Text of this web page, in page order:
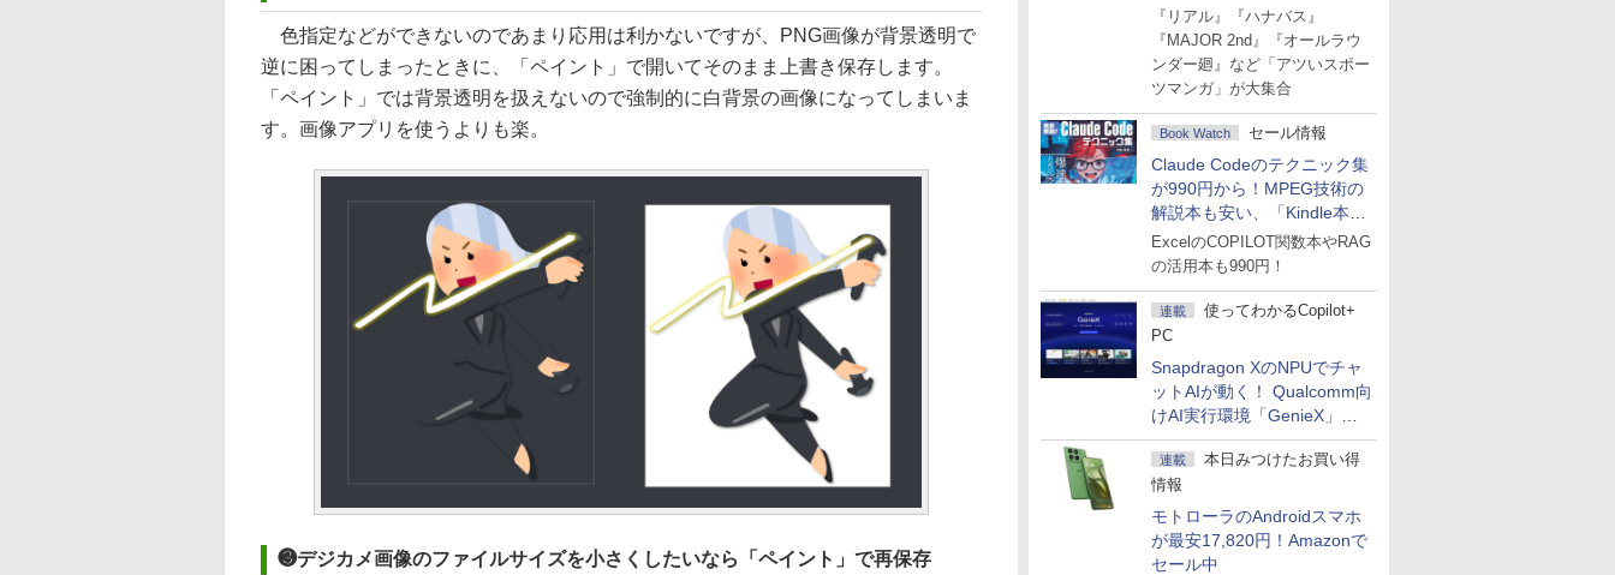
Amazonマンガ週末セール
『リアル』『ハナバス』
『MAJOR 2nd』『オールラウ
ンダー廻』など「アツいスポー
ツマンガ」が大集合
Book Watch セール情報
Claude Codeのテクニック集
が990円から！MPEG技術の
解説本も安い、「Kindle本サ
マーセール」第2弾開始！
ExcelのCOPILOT関数本やRAG
の活用本も990円！
連載
使ってわかるCopilot+
PC
Snapdragon XのNPUでチャ
ットAIが動く！ Qualcomm向
けAI実行環境「GenieX」を
試してみた
連載
本日みつけたお買い得
情報
モトローラのAndroidスマホ
が最安17,820円！Amazonで
セール中
色指定などができないのであまり応用は利かないですが、PNG画像が背景透明で
逆に困ってしまったときに、「ペイント」で開いてそのまま上書き保存します。
「ペイント」では背景透明を扱えないので強制的に白背景の画像になってしまいま
す。画像アプリを使うよりも楽。
❸デジカメ画像のファイルサイズを小さくしたいなら「ペイント」で再保存